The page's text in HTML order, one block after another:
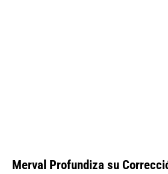
Merval Profundiza su